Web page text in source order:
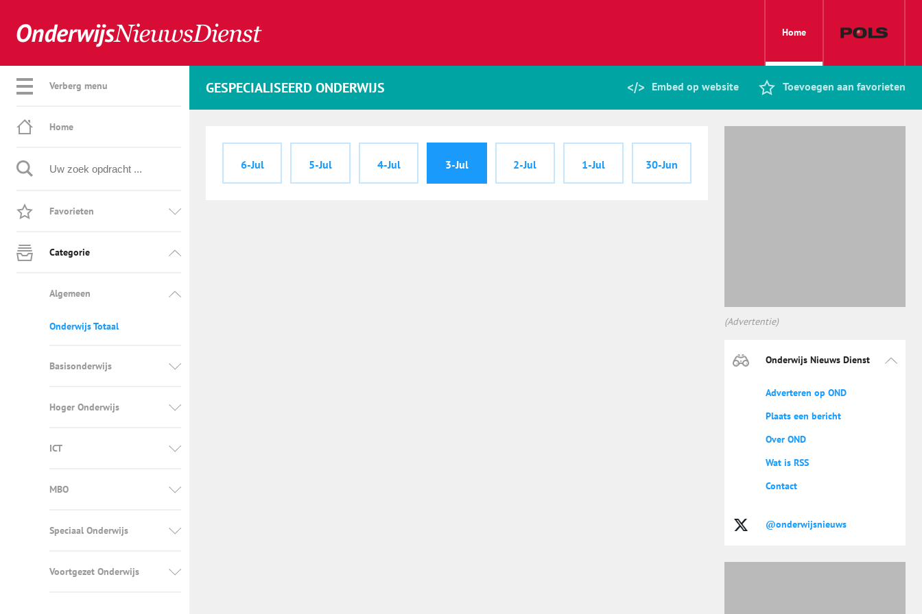
Home
Verberg menu
Home
Favorieten
Categorie
Algemeen
Onderwijs Totaal
Basisonderwijs
Hoger Onderwijs
ICT
MBO
Speciaal Onderwijs
Voortgezet Onderwijs
GESPECIALISEERD ONDERWIJS Embed op website Toevoegen aan favorieten
6-Jul 5-Jul 4-Jul 3-Jul 2-Jul 1-Jul 30-Jun
(Advertentie)
Onderwijs Nieuws Dienst
Adverteren op OND
Plaats een bericht
Over OND
Wat is RSS
Contact
@onderwijsnieuws